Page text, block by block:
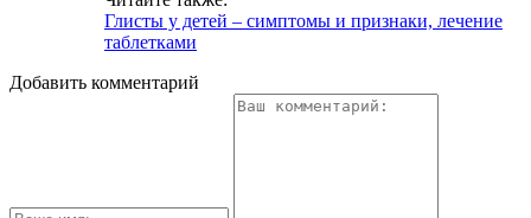
Глисты у детей – симптомы и признаки, лечение
таблетками
Добавить комментарий